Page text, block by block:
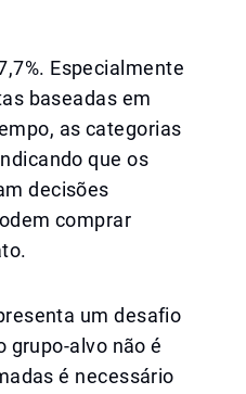
Especialmente
baseadas em
as categorias
que os
decisões
comprar
um desafio
grupo-alvo não é
é necessário